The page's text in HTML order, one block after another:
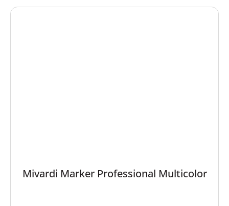
Mivardi Marker Professional Multicolor